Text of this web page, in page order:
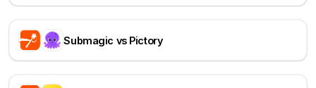
Submagic vs Pictory